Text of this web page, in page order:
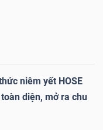
niêm yết HOSE
diện, mở ra chu